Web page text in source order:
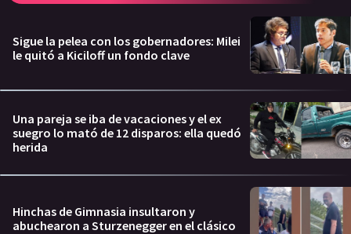
Sigue la pelea con los gobernadores: Milei
le quitó a Kiciloff un fondo clave
Una pareja se iba de vacaciones y el ex
suegro lo mató de 12 disparos: ella quedó
herida
Hinchas de Gimnasia insultaron y
abuchearon a Sturzenegger en el clásico